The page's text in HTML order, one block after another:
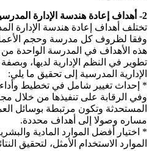
2- أهداف إعادة هندسة الإدارة المدرسية والصفية وأهميتها:
تختلف أهداف إعادة هندسة الإدارة
وفقا لظروف كل مدرسة وحجم
هذه الأهداف في المدرسة الواحدة
تطوير في النظم الإدارية لديها،
الإدارية المدرسية إلى تحقيق ما يلي:
* إحداث تغيير شامل في تخطيط وأداء
وفي الرقابة على تنفيذها من خلال
المستحدثة وتكون مرتبطة بوسائل
مساره وصولا إلى أهداف محددة.
* اختيار أفضل الموارد المادية
الموارد الاستخدام الأمثل، لتحقيق